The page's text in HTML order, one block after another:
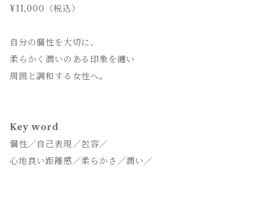
¥11,000（税込）
自分の個性を大切に、
柔らかく潤いのある印象を纏い
周囲と調和する女性へ。
Key word
個性／自己表現／包容／
心地良い距離感／柔らかさ／潤い／